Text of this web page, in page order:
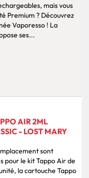
mais vous
Premium ? Découvrez
Vaporesso ! La
ses...
AIR 2ML
- LOST MARY
sont
pour le kit Tappo Air de
la cartouche Tappo